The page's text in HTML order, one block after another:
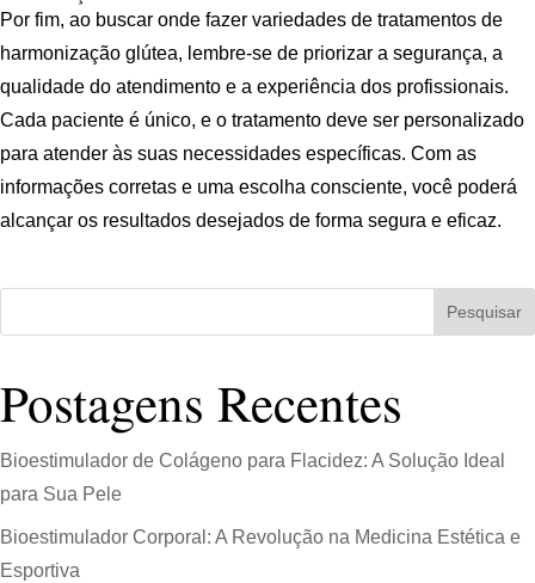
Por fim, ao buscar onde fazer variedades de tratamentos de
harmonização glútea, lembre-se de priorizar a segurança, a
qualidade do atendimento e a experiência dos profissionais.
Cada paciente é único, e o tratamento deve ser personalizado
para atender às suas necessidades específicas. Com as
informações corretas e uma escolha consciente, você poderá
alcançar os resultados desejados de forma segura e eficaz.
Pesquisar
Postagens Recentes
Bioestimulador de Colágeno para Flacidez: A Solução Ideal
para Sua Pele
Bioestimulador Corporal: A Revolução na Medicina Estética e
Esportiva